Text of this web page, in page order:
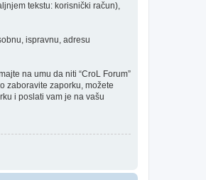
tekstu: korisnički račun),
ispravnu, adresu
na umu da niti “CroL Forum”
zaboravite zaporku, možete
i poslati vam je na vašu